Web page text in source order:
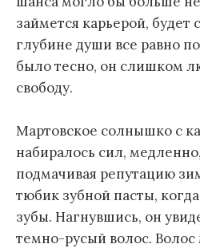
займется карьерой, будет
глубине души все равно
было тесно, он слишком
свободу.
Мартовское солнышко с
набиралось сил,
подмачивая репутацию
тюбик зубной пасты,
зубы. Нагнувшись, он
темно-русый волос. Волос